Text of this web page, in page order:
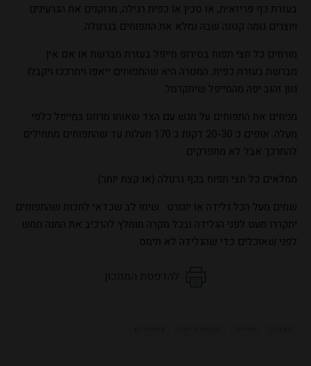
בעזרת כף פריזאית, או סכין או כפית רגילה, מרוקנים את הגרעינים
ויוצרים גומה קטנה שבה נמלא את התפוחים בגרנולה.
מורחים כל חצי תפוח בסירופ מייפל בעזרת מברשת או אם אין
מברשת בעזרת כפית. המטרה היא שהתפוחים ייאפו ויתרככו ויקבלו
גוון זהוב יפה מהמייפל שיתקרמל.
מניחים את התפוחים על מגש עם הצד שאותו מרחנו במייפל כלפי
מעלה. אופים כ 20-30 דקות ב 170 מעלות עד שהתפוחים מתחילים
להתרכך אבל לא מתפרקים.
ממלאים כל חצי תפוח בכף גרנולה (או קצת יותר)
שמים מעל הכל גלידה או יוגורט . שימו לב שכדאי לחכות שהתפוחים
יתקררו מעט לפני הגלידה ובכל מקרה מומלץ להרכיב את המנה ממש
לפני שאוכלים כדי שהגלידה לא תימס.